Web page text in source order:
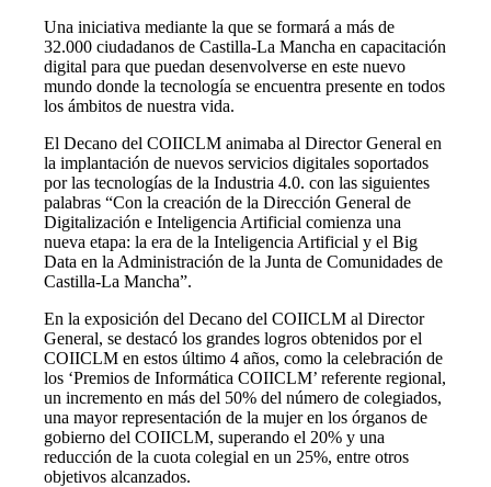
Una iniciativa mediante la que se formará a más de
32.000 ciudadanos de Castilla-La Mancha en capacitación
digital para que puedan desenvolverse en este nuevo
mundo donde la tecnología se encuentra presente en todos
los ámbitos de nuestra vida.
El Decano del COIICLM animaba al Director General en
la implantación de nuevos servicios digitales soportados
por las tecnologías de la Industria 4.0. con las siguientes
palabras “Con la creación de la Dirección General de
Digitalización e Inteligencia Artificial comienza una
nueva etapa: la era de la Inteligencia Artificial y el Big
Data en la Administración de la Junta de Comunidades de
Castilla-La Mancha”.
En la exposición del Decano del COIICLM al Director
General, se destacó los grandes logros obtenidos por el
COIICLM en estos último 4 años, como la celebración de
los ‘Premios de Informática COIICLM’ referente regional,
un incremento en más del 50% del número de colegiados,
una mayor representación de la mujer en los órganos de
gobierno del COIICLM, superando el 20% y una
reducción de la cuota colegial en un 25%, entre otros
objetivos alcanzados.